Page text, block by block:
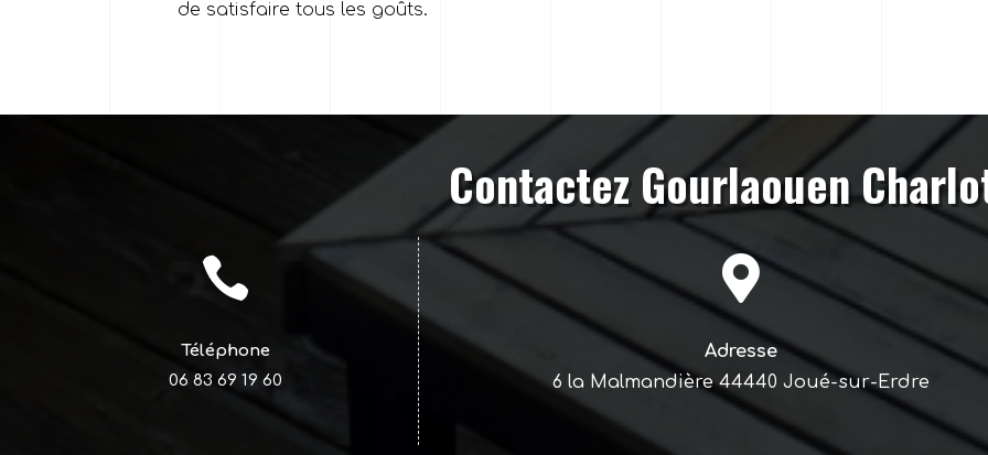
de satisfaire tous les goûts.
Contactez Gourlaouen

Téléphone
06 83 69 19 60

Adresse
6 la Malmandière 44440 Joué-sur-Erdre